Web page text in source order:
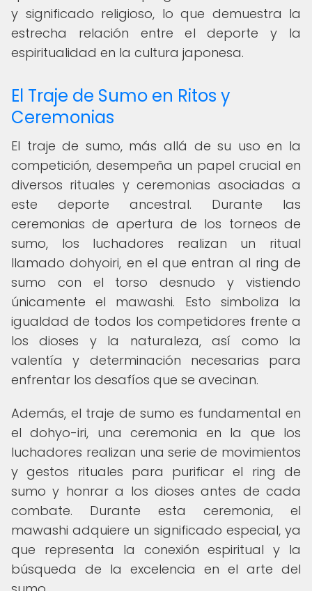
y significado religioso, lo que demuestra la
estrecha relación entre el deporte y la
espiritualidad en la cultura japonesa.
El Traje de Sumo en Ritos y
Ceremonias
El traje de sumo, más allá de su uso en la
competición, desempeña un papel crucial en
diversos rituales y ceremonias asociadas a
este deporte ancestral. Durante las
ceremonias de apertura de los torneos de
sumo, los luchadores realizan un ritual
llamado dohyoiri, en el que entran al ring de
sumo con el torso desnudo y vistiendo
únicamente el mawashi. Esto simboliza la
igualdad de todos los competidores frente a
los dioses y la naturaleza, así como la
valentía y determinación necesarias para
enfrentar los desafíos que se avecinan.
Además, el traje de sumo es fundamental en
el dohyo-iri, una ceremonia en la que los
luchadores realizan una serie de movimientos
y gestos rituales para purificar el ring de
sumo y honrar a los dioses antes de cada
combate. Durante esta ceremonia, el
mawashi adquiere un significado especial, ya
que representa la conexión espiritual y la
búsqueda de la excelencia en el arte del